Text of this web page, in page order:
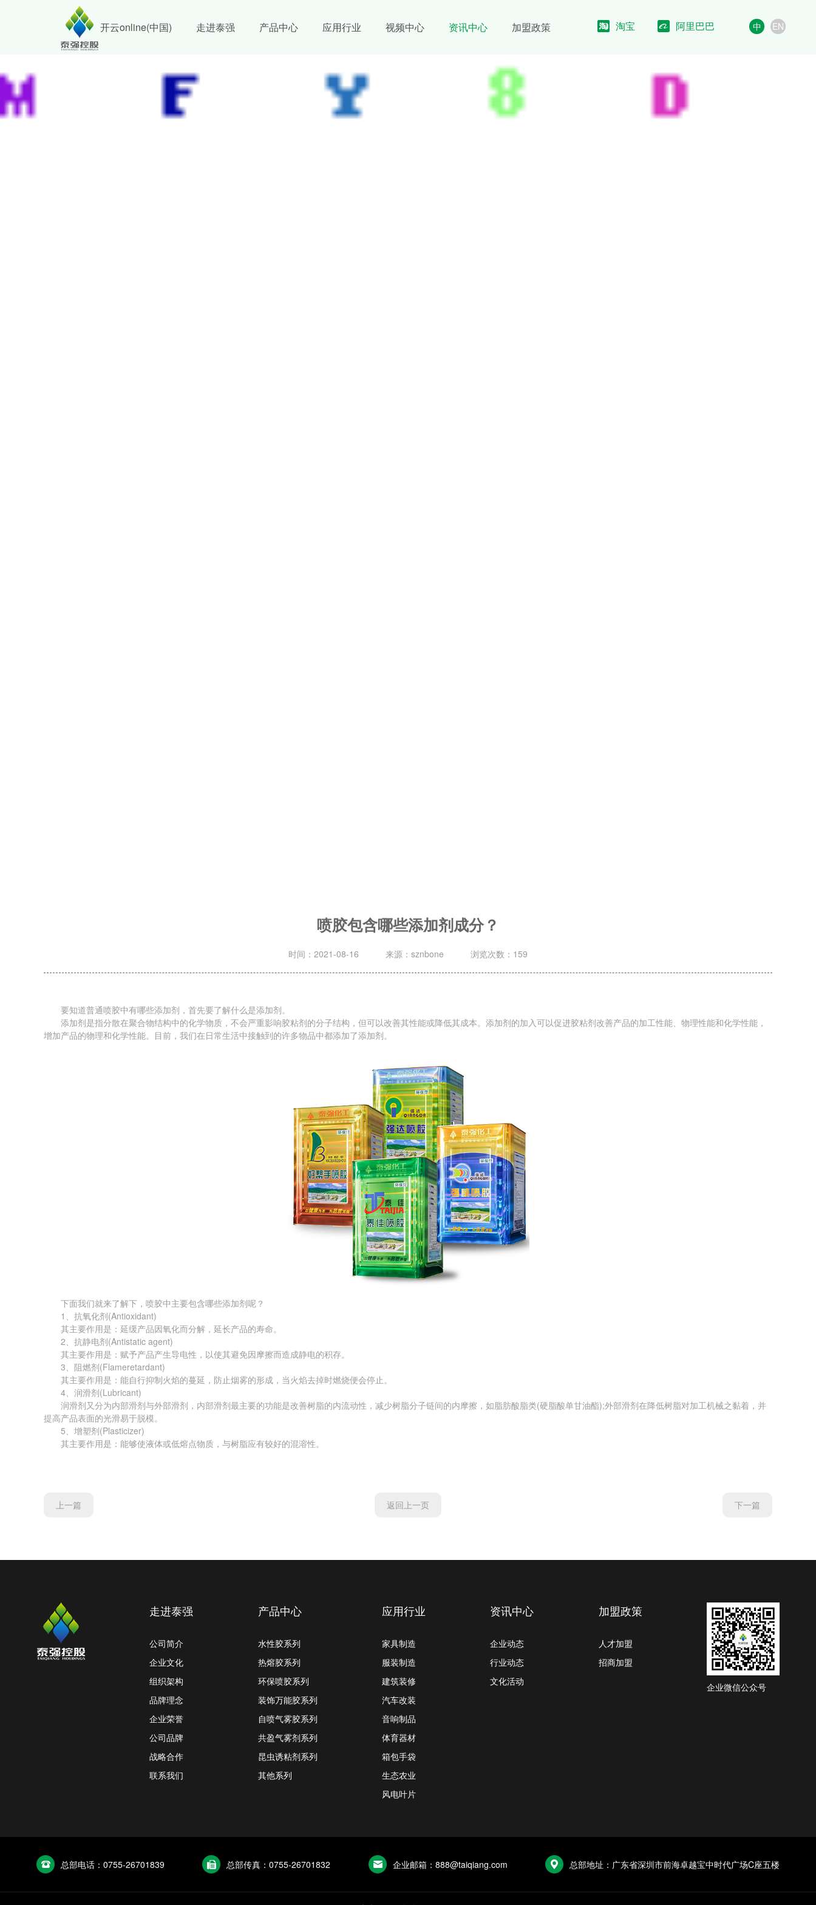
开云online(中国) 走进泰强 产品中心 应用行业 视频中心 资讯中心 加盟政策 淘宝 阿里巴巴 中 EN
喷胶包含哪些添加剂成分？
时间：2021-08-16 来源：sznbone 浏览次数：159
要知道普通喷胶中有哪些添加剂，首先要了解什么是添加剂。
添加剂是指分散在聚合物结构中的化学物质，不会严重影响胶粘剂的分子结构，但可以改善其性能或降低其成本。添加剂的加入可以促进胶粘剂改善产品的加工性能、物理性能和化学性能，
增加产品的物理和化学性能。目前，我们在日常生活中接触到的许多物品中都添加了添加剂。
下面我们就来了解下，喷胶中主要包含哪些添加剂呢？
1、抗氧化剂(Antioxidant)
其主要作用是：延缓产品因氧化而分解，延长产品的寿命。
2、抗静电剂(Antistatic agent)
其主要作用是：赋予产品产生导电性，以使其避免因摩擦而造成静电的积存。
3、阻燃剂(Flameretardant)
其主要作用是：能自行抑制火焰的蔓延，防止烟雾的形成，当火焰去掉时燃烧便会停止。
4、润滑剂(Lubricant)
润滑剂又分为内部滑剂与外部滑剂，内部滑剂最主要的功能是改善树脂的内流动性，减少树脂分子链间的内摩擦，如脂肪酸脂类(硬脂酸单甘油酯);外部滑剂在降低树脂对加工机械之黏着，并
提高产品表面的光滑易于脱模。
5、增塑剂(Plasticizer)
其主要作用是：能够使液体或低熔点物质，与树脂应有较好的混溶性。
上一篇 返回上一页 下一篇
走进泰强
公司简介
企业文化
组织架构
品牌理念
企业荣誉
公司品牌
战略合作
联系我们
产品中心
水性胶系列
热熔胶系列
环保喷胶系列
装饰万能胶系列
自喷气雾胶系列
共盈气雾剂系列
昆虫诱粘剂系列
其他系列
应用行业
家具制造
服装制造
建筑装修
汽车改装
音响制品
体育器材
箱包手袋
生态农业
风电叶片
资讯中心
企业动态
行业动态
文化活动
加盟政策
人才加盟
招商加盟
企业微信公众号
总部电话：0755-26701839 总部传真：0755-26701832 企业邮箱：888@taiqiang.com 总部地址：广东省深圳市前海卓越宝中时代广场C座五楼